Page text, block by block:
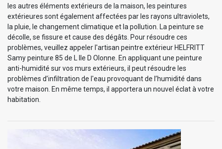
les autres éléments extérieurs de la maison, les peintures
extérieures sont également affectées par les rayons ultraviolets,
la pluie, le changement climatique et la pollution. La peinture se
décolle, se fissure et cause des dégâts. Pour résoudre ces
problèmes, veuillez appeler l'artisan peintre extérieur HELFRITT
Samy peinture 85 de L Ile D Olonne. En appliquant une peinture
anti-humidité sur vos murs extérieurs, il peut résoudre les
problèmes d’infiltration de l'eau provoquant de l’humidité dans
votre maison. En même temps, il apportera un nouvel éclat à votre
habitation.